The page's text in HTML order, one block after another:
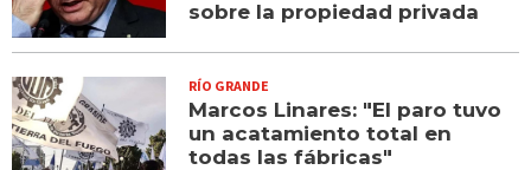
sobre la propiedad privada
RÍO GRANDE
Marcos Linares: "El paro tuvo
un acatamiento total en
todas las fábricas"